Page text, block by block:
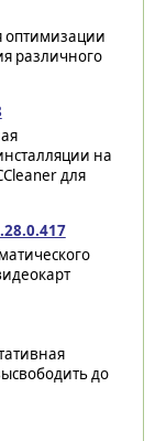
оптимизации
различного
на
для
до